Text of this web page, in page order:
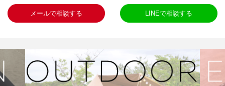
メールで相談する LINEで相談する